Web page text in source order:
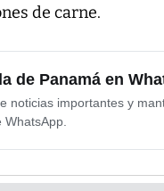
de carne.
de Panamá en
noticias importantes y